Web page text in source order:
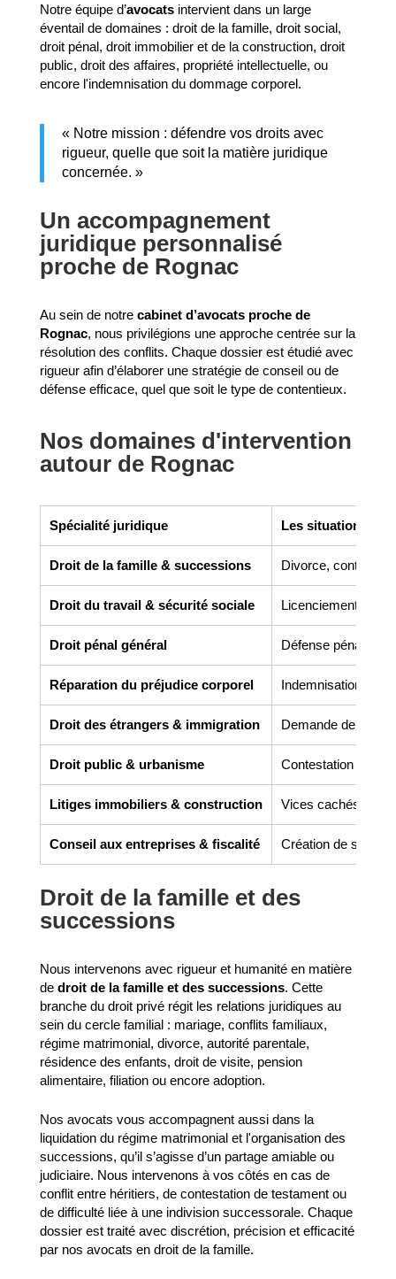
Notre équipe d’avocatsintervient dans un large
éventail de domaines : droit de la famille, droit social,
droit pénal, droit immobilier et de la construction, droit
public, droit des affaires, propriété intellectuelle, ou
encore l'indemnisation du dommage corporel.
« Notre mission : défendre vos droits avec
rigueur, quelle que soit la matière juridique
concernée. »
Un accompagnement
juridique personnalisé
proche de Rognac
Au sein de notre cabinet d’avocats proche de
Rognac, nous privilégions une approche centrée sur la
résolution des conflits. Chaque dossier est étudié avec
rigueur afin d’élaborer une stratégie de conseil ou de
défense efficace, quel que soit le type de contentieux.
Nos domaines d'intervention
autour de Rognac
Spécialité juridique Les situations
Droit de la famille & successions Divorce, contrats
Droit du travail & sécurité sociale Licenciement,
Droit pénal général Défense pénale,
Réparation du préjudice corporel Indemnisation des
Droit des étrangers & immigration Demande de titre
Droit public & urbanisme Contestation de
Litiges immobiliers & construction Vices cachés,
Conseil aux entreprises & fiscalité Création de
Droit de la famille et des
successions
Nous intervenons avec rigueur et humanité en matière
de droit de la famille et des successions. Cette
branche du droit privé régit les relations juridiques au
sein du cercle familial : mariage, conflits familiaux,
régime matrimonial, divorce, autorité parentale,
résidence des enfants, droit de visite, pension
alimentaire, filiation ou encore adoption.
Nos avocats vous accompagnent aussi dans la
liquidation du régime matrimonial et l'organisation des
successions, qu’il s’agisse d’un partage amiable ou
judiciaire. Nous intervenons à vos côtés en cas de
conflit entre héritiers, de contestation de testament ou
de difficulté liée à une indivision successorale. Chaque
dossier est traité avec discrétion, précision et efficacité
par nos avocats en droit de la famille.